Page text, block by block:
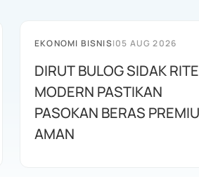
EKONOMI BISNIS|05 AUG 2026
DIRUT BULOG SIDAK
MODERN PASTIKAN
PASOKAN BERAS
AMAN